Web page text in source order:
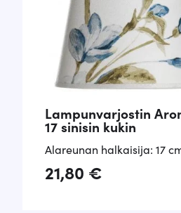
Lampunvarjostin
17 sinisin kukin
Alareunan halkaisija: 17
21,80 €